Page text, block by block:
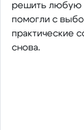
решить любую
помогли с
практические
снова.